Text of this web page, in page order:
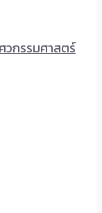
กรรมศาสตร์